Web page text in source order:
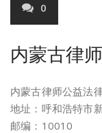
0
内蒙古律
内蒙古律师公益法
地址：呼和浩特市
邮编：10010